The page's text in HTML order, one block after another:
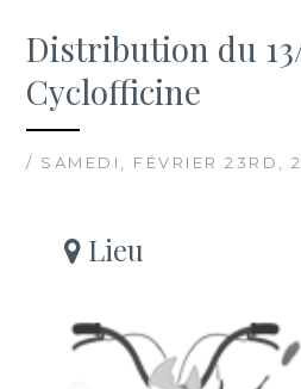
Distribution du 13/
Cyclofficine
/ SAMEDI, FÉVRIER 23RD,
Lieu